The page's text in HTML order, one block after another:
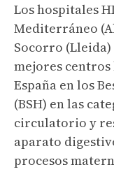
Los hospitales
Mediterráneo
Socorro
mejores
España en los
(BSH) en las
circulatorio y
aparato
procesos